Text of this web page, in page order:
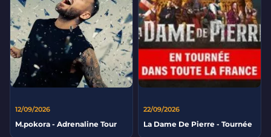
12/09/2026
M.pokora - Adrenaline Tour
22/09/2026
La Dame De Pierre - Tournée